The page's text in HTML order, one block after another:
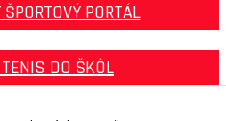
PORTÁL
DO ŠKÔL